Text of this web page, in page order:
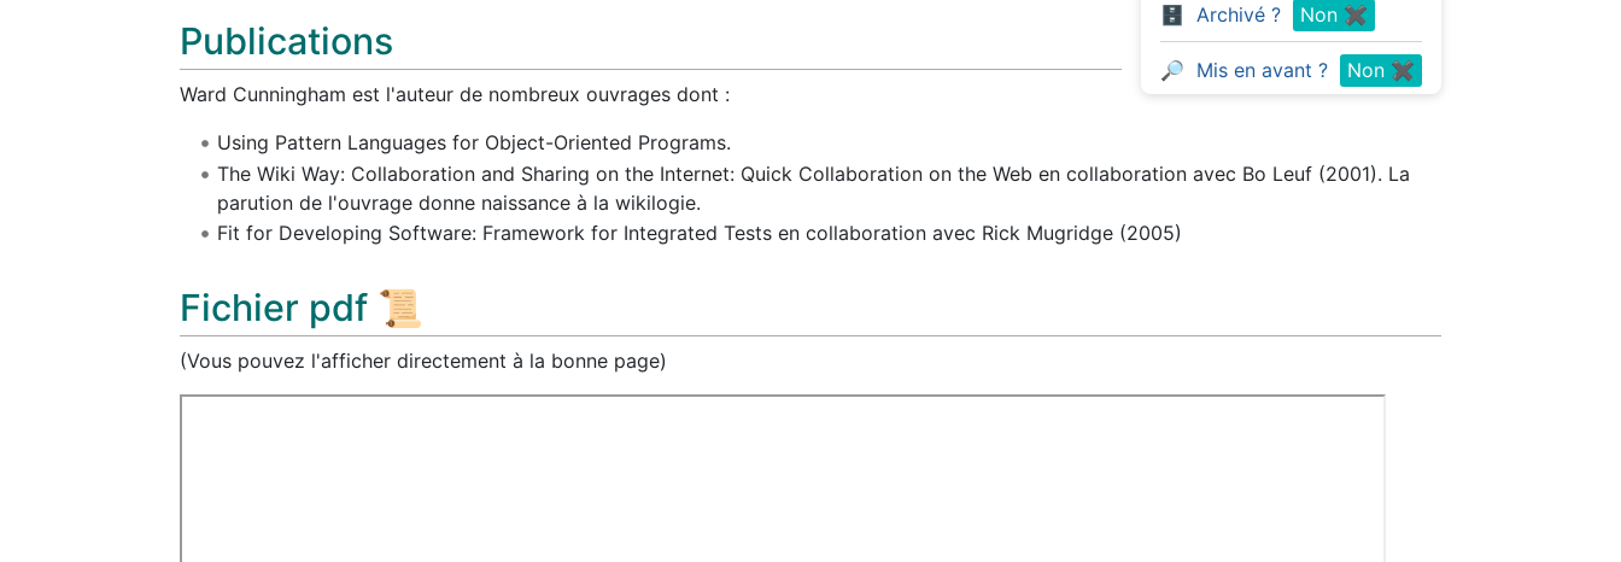
🗄️ Archivé ? Non ✖️
🔎 Mis en avant ? Non ✖️
Publications
Ward Cunningham est l'auteur de nombreux ouvrages dont :
Using Pattern Languages for Object-Oriented Programs.
The Wiki Way: Collaboration and Sharing on the Internet: Quick Collaboration on the Web en collaboration avec Bo Leuf (2001). La
parution de l'ouvrage donne naissance à la wikilogie.
Fit for Developing Software: Framework for Integrated Tests en collaboration avec Rick Mugridge (2005)
Fichier pdf 📜
(Vous pouvez l'afficher directement à la bonne page)